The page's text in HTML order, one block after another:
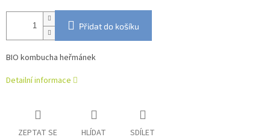
Přidat do košíku
BIO kombucha heřmánek
Detailní informace
ZEPTAT SE HLÍDAT SDÍLET